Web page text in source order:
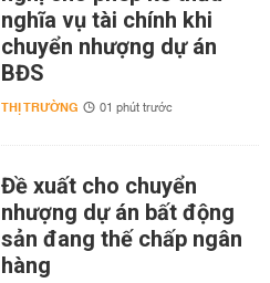
nghĩa vụ tài chính khi
chuyển nhượng dự án
BĐS
THỊ TRƯỜNG 01 phút trước
Đề xuất cho chuyển
nhượng dự án bất động
sản đang thế chấp ngân
hàng